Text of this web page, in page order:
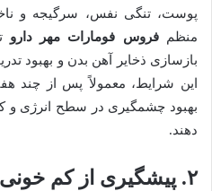
پوست، تنگی نفس، سرگیجه و
منظمفروس فومارات مهر دارو
بازسازی ذخایر آهن بدن و بهبود
این شرایط، معمولاً پس از چند
بهبود چشمگیری در سطح انرژی و
دهند.
۲. پیشگیری از کم